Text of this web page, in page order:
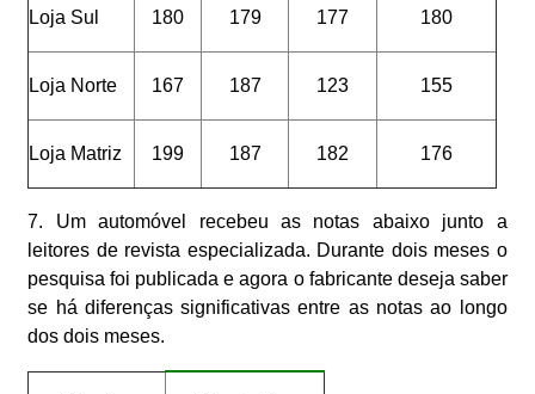
Loja Sul 180 179 177 180
Loja Norte 167 187 123 155
Loja Matriz 199 187 182 176
7. Um automóvel recebeu as notas abaixo junto a
leitores de revista especializada. Durante dois meses o
pesquisa foi publicada e agora o fabricante deseja saber
se há diferenças significativas entre as notas ao longo
dos dois meses.